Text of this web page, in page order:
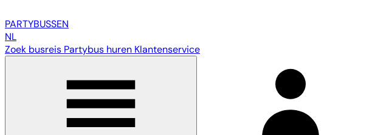
PARTYBUSSEN
NL
Zoek busreis Partybus huren Klantenservice